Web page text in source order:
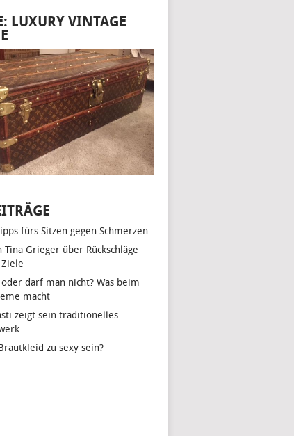
LUXURY VINTAGE
fürs Sitzen gegen Schmerzen
Grieger über Rückschläge
darf man nicht? Was beim
macht
zeigt sein traditionelles
zu sexy sein?